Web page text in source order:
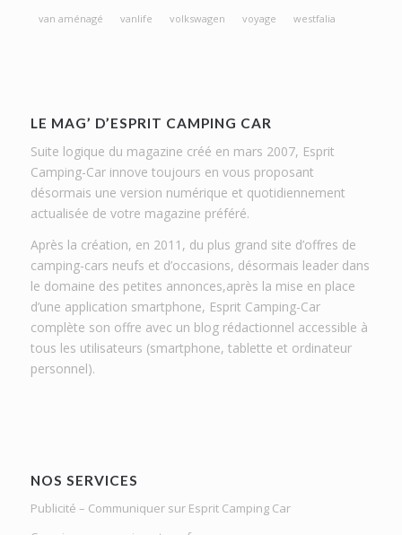
van aménagé
vanlife volkswagen voyage westfalia
LE MAG’ D’ESPRIT CAMPING CAR
Suite logique du magazine créé en mars 2007, Esprit
Camping-Car innove toujours en vous proposant
désormais une version numérique et quotidiennement
actualisée de votre magazine préféré.
Après la création, en 2011, du plus grand site d’offres de
camping-cars neufs et d’occasions, désormais leader dans
le domaine des petites annonces,après la mise en place
d’une application smartphone, Esprit Camping-Car
complète son offre avec un blog rédactionnel accessible à
tous les utilisateurs (smartphone, tablette et ordinateur
personnel).
NOS SERVICES
Publicité – Communiquer sur Esprit Camping Car